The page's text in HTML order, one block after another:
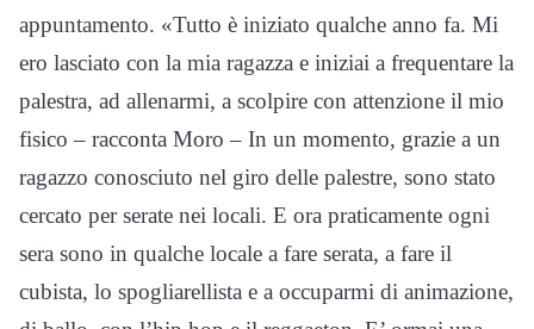
appuntamento. «Tutto è iniziato qualche anno fa. Mi
ero lasciato con la mia ragazza e iniziai a frequentare la
palestra, ad allenarmi, a scolpire con attenzione il mio
fisico – racconta Moro – In un momento, grazie a un
ragazzo conosciuto nel giro delle palestre, sono stato
cercato per serate nei locali. E ora praticamente ogni
sera sono in qualche locale a fare serata, a fare il
cubista, lo spogliarellista e a occuparmi di animazione,